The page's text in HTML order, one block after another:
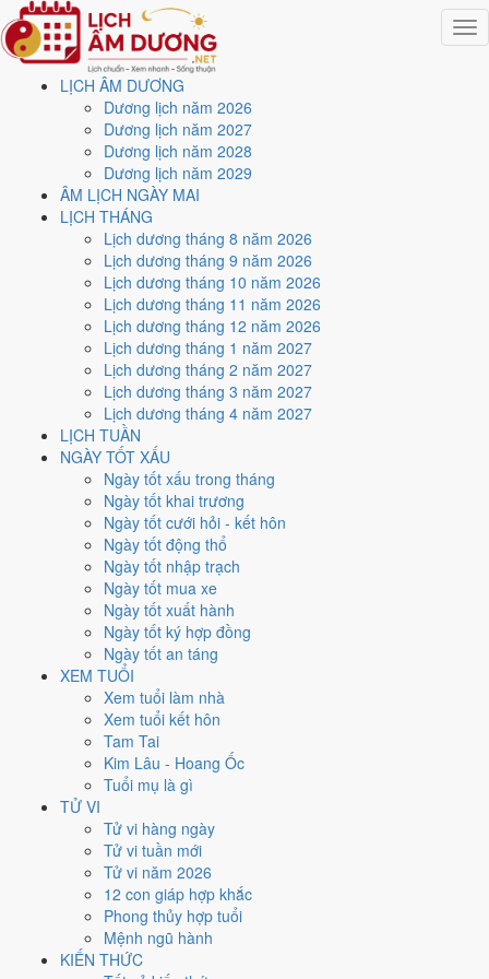
LỊCH ÂM DƯƠNG
Dương lịch năm 2026
Dương lịch năm 2027
Dương lịch năm 2028
Dương lịch năm 2029
ÂM LỊCH NGÀY MAI
LỊCH THÁNG
Lịch dương tháng 8 năm 2026
Lịch dương tháng 9 năm 2026
Lịch dương tháng 10 năm 2026
Lịch dương tháng 11 năm 2026
Lịch dương tháng 12 năm 2026
Lịch dương tháng 1 năm 2027
Lịch dương tháng 2 năm 2027
Lịch dương tháng 3 năm 2027
Lịch dương tháng 4 năm 2027
LỊCH TUẦN
NGÀY TỐT XẤU
Ngày tốt xấu trong tháng
Ngày tốt khai trương
Ngày tốt cưới hỏi - kết hôn
Ngày tốt động thổ
Ngày tốt nhập trạch
Ngày tốt mua xe
Ngày tốt xuất hành
Ngày tốt ký hợp đồng
Ngày tốt an táng
XEM TUỔI
Xem tuổi làm nhà
Xem tuổi kết hôn
Tam Tai
Kim Lâu - Hoang Ốc
Tuổi mụ là gì
TỬ VI
Tử vi hàng ngày
Tử vi tuần mới
Tử vi năm 2026
12 con giáp hợp khắc
Phong thủy hợp tuổi
Mệnh ngũ hành
KIẾN THỨC
Trang chủ
Lịch năm 1997
Tháng 10/1997
Ngày 8/10/1997 (Quý Mùi)
Xem ngày8/10/1997
lịch - Ngày 8/9 âm lịch (Quý
Mùi) tốt hay xấu?
Ngày 8/10/1997 dương lịch (Thứ Tư) là ngày 8/9/1997 âm lịch
Quý Mùi - Chi khắc Can, Trực Thâu, Sao Bích, nạp âm Dương
Liễu Mộc. Tổng hòa, đây làNgày Bình Hòavới điểm trung bình
cho các việc quan trọng. Giờ Hoàng Đạo trong ngày:
Mão, Tỵ, Thân, Tuất, Hợi
Ngày Dương
Tháng 10 năm 1997
Tháng 9 âm năm 1997
Tiết Hàn Lộ
Nhâm Tý
Đinh Sửu
Ngày Quý Mùi có TrựcThâu(ngày thu hoạch, tích trữ) nhưng gặp Sao
Chu Tước hắc đạo . Điểm trung bình 7 việc chính
Ngày Bình Hòa, phù hợp với công việc thường ngày.
Hợi, Mão, Ngọhợp ngày; tuổi